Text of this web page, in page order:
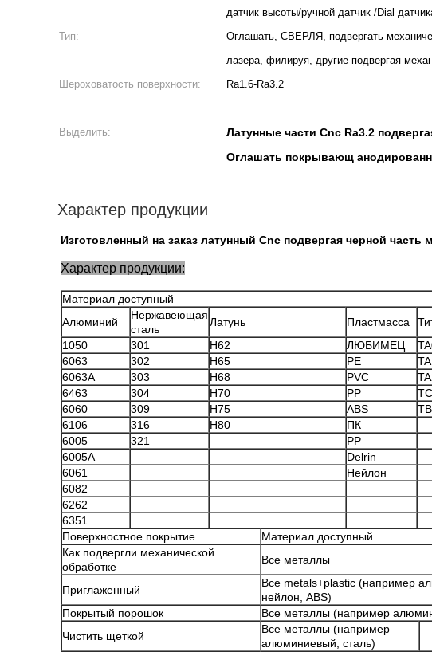
датчик высоты/ручной датчик /Dial
Тип:
Оглашать, СВЕРЛЯ, подвергать
лазера, филируя, другие подвергая
Шероховатость поверхности: Ra1.6-Ra3.2
Выделить: Латунные части Cnc Ra3.2
Оглашать покрывающ
Характер продукции
Изготовленный на заказ латунный Cnc подвергая черной
Характер продукции:
Материал доступный
Алюминий
Нержавеющая
сталь
Латунь Пластмасса
1050
301 H62 ЛЮБИМЕЦ
6063
302 H65 PE
6063A
303 H68 PVC
6463
304 H70 PP
6060
309 H75 ABS
6106
316 H80
ПК
6005
321
PP
6005A
Delrin
6061
Нейлон
6082
6262
6351
Поверхностное покрытие
Материал доступный
Как подвергли механической
обработке
Все металлы
Приглаженный
Все metals+plastic (например
нейлон, ABS)
Покрытый порошок
Все металлы (например
Чистить щеткой
Все металлы (например
алюминиевый, сталь)